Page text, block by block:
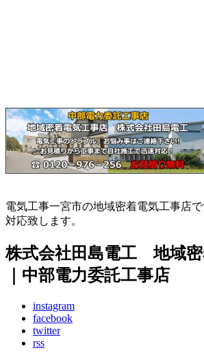
電気工事一宮市の地域密着電気工事店
対応致します。
株式会社田島電工 地域密
｜中部電力委託工事店
instagram
facebook
twitter
rss